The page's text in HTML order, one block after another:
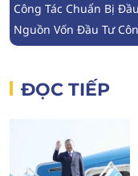
Công Tác Chuẩn Bị
Nguồn Vốn Đầu Tư
ĐỌC TIẾP